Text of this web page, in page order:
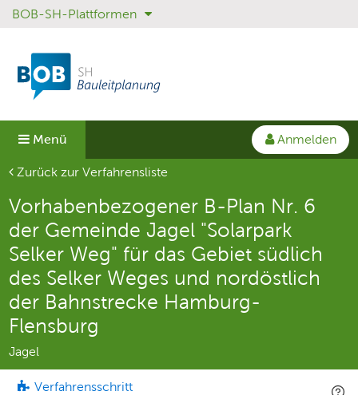
Sprungmenü
Direkt
Hauptnavigation
springen
Direkt
Inhalt
springen
BOB-SH-Plattformen
Menü
Anmelden
Aktuelle Seite
Zurück zur Verfahrensliste
Vorhabenbezogener B-Plan Nr. 6
der Gemeinde Jagel "Solarpark
Selker Weg" für das Gebiet südlich
des Selker Weges und nordöstlich
der Bahnstrecke Hamburg-
Flensburg
Jagel
Verfahrensschritt